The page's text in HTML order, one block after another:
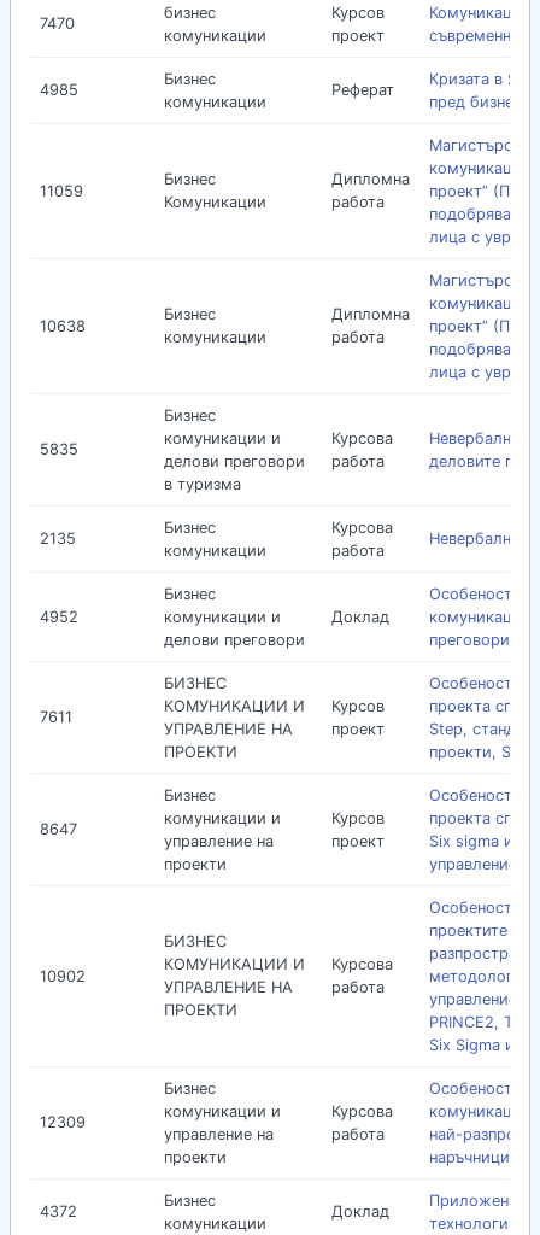
7470
бизнес
комуникации
Курсов
проект
4985
Бизнес
комуникации
Реферат
Кризата в
пред бизнеса
11059
Бизнес
Комуникации
Дипломна
работа
Магистърска
проект” (По
подобряване
лица с
10638
Бизнес
комуникации
Дипломна
работа
Магистърска
проект” (По
подобряване
лица с
5835
Бизнес
комуникации и
делови преговори
в туризма
Курсова
работа
Невербална
деловите
2135
Бизнес
комуникации
Курсова
работа
4952
Бизнес
комуникации и
делови преговори
Доклад
Особености
преговори в
7611
БИЗНЕС
КОМУНИКАЦИИ И
УПРАВЛЕНИЕ НА
ПРОЕКТИ
Курсов
проект
Особености
проекта
Step,
проекти, Six
8647
Бизнес
комуникации и
управление на
проекти
Курсов
проект
Особености
проекта
Six sigma и
управление
10902
БИЗНЕС
КОМУНИКАЦИИ И
УПРАВЛЕНИЕ НА
ПРОЕКТИ
Курсова
работа
Особености
проектите
методологии
управление
PRINCE2,
Six Sigma и др
12309
Бизнес
комуникации и
управление на
проекти
Курсова
работа
Особености
най-
наръчници и
4372
Бизнес
комуникации
Доклад
Приложение
технологии в